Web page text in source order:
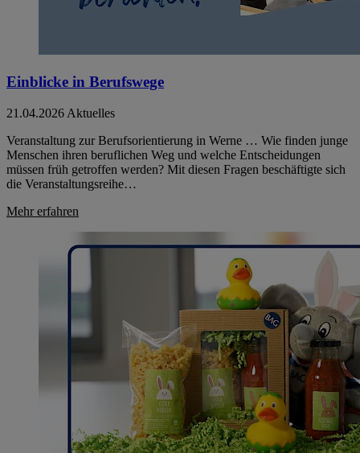
Einblicke in Berufswege
21.04.2026 Aktuelles
Veranstaltung zur Berufsorientierung in Werne … Wie finden junge
Menschen ihren beruflichen Weg und welche Entscheidungen
müssen früh getroffen werden? Mit diesen Fragen beschäftigte sich
die Veranstaltungsreihe…
Mehr erfahren